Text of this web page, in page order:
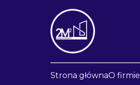
Strona głównaO firmie